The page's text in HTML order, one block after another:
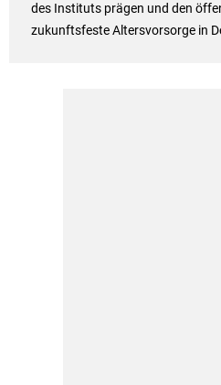
des Instituts prägen und den
zukunftsfeste Altersvorsorge in